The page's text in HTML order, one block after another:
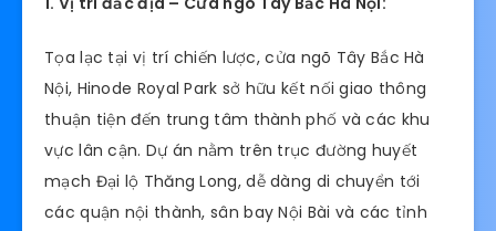
Tọa lạc tại vị trí chiến lược, cửa ngõ Tây Bắc Hà
Nội, Hinode Royal Park sở hữu kết nối giao thông
thuận tiện đến trung tâm thành phố và các khu
vực lân cận. Dự án nằm trên trục đường huyết
mạch Đại lộ Thăng Long, dễ dàng di chuyển tới
các quận nội thành, sân bay Nội Bài và các tỉnh